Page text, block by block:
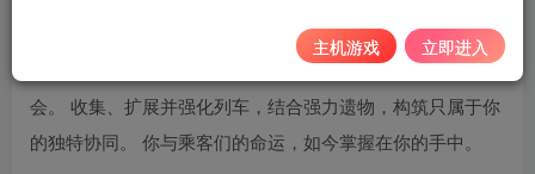
成为最后的机车司机，统治这片冰封世界中仅存的列车社
会。 收集、扩展并强化列车，结合强力遗物，构筑只属于你
的独特协同。 你与乘客们的命运，如今掌握在你的手中。
主机游戏 立即进入